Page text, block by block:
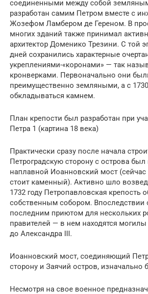
соединенными между собой
разработан самим Петром вместе с
Жозефом Ламбером де Гереном. В
многих зданий также принимал
архитектор Доменико Трезини. С той
дней сохранились характерные
укреплениями-«коронами» — так
кронверками. Первоначально они
преимущественно земляными, а с
обкладываться камнем.
План крепости был разработан при
Петра 1 (картина 18 века)
Практически сразу после начала
Петроградскую сторону с острова
наплавной Иоанновский мост (сейчас
стоит каменный). Активно шло
1732 году Петропавловская крепость
собственным собором. Впоследствии
последним приютом для нескольких
правителей — в нем находятся могилы
до Александра III.
Иоанновский мост, соединяющий
сторону и Заячий остров,
Несмотря на свое военное